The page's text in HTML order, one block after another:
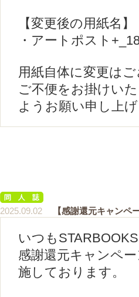
【変更後の用紙名】
・アートポスト
用紙自体に変更は
ご不便をお掛けい
ようお願い申し上
2025.09.02 【感謝還元キャンペ
いつも
感謝還元キャンペ
施しております。